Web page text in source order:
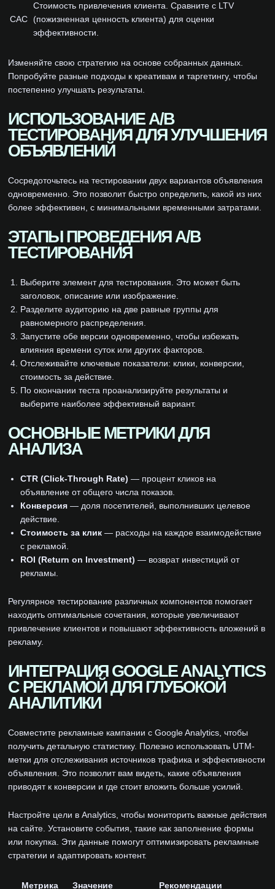
CAC
Стоимость привлечения клиента. Сравните с LTV
(пожизненная ценность клиента) для оценки
эффективности.
Изменяйте свою стратегию на основе собранных данных.
Попробуйте разные подходы к креативам и таргетингу, чтобы
постепенно улучшать результаты.
ИСПОЛЬЗОВАНИЕ A/B
ТЕСТИРОВАНИЯ ДЛЯ УЛУЧШЕНИЯ
ОБЪЯВЛЕНИЙ
Сосредоточьтесь на тестировании двух вариантов объявления
одновременно. Это позволит быстро определить, какой из них
более эффективен, с минимальными временными затратами.
ЭТАПЫ ПРОВЕДЕНИЯ A/B
ТЕСТИРОВАНИЯ
Выберите элемент для тестирования. Это может быть
заголовок, описание или изображение.
Разделите аудиторию на две равные группы для
равномерного распределения.
Запустите обе версии одновременно, чтобы избежать
влияния времени суток или других факторов.
Отслеживайте ключевые показатели: клики, конверсии,
стоимость за действие.
По окончании теста проанализируйте результаты и
выберите наиболее эффективный вариант.
ОСНОВНЫЕ МЕТРИКИ ДЛЯ
АНАЛИЗА
CTR (Click-Through Rate) — процент кликов на
объявление от общего числа показов.
Конверсия — доля посетителей, выполнивших целевое
действие.
Стоимость за клик — расходы на каждое взаимодействие
с рекламой.
ROI (Return on Investment) — возврат инвестиций от
рекламы.
Регулярное тестирование различных компонентов помогает
находить оптимальные сочетания, которые увеличивают
привлечение клиентов и повышают эффективность вложений в
рекламу.
ИНТЕГРАЦИЯ GOOGLE ANALYTICS
С РЕКЛАМОЙ ДЛЯ ГЛУБОКОЙ
АНАЛИТИКИ
Совместите рекламные кампании с Google Analytics, чтобы
получить детальную статистику. Полезно использовать UTM-
метки для отслеживания источников трафика и эффективности
объявления. Это позволит вам видеть, какие объявления
приводят к конверсии и где стоит вложить больше усилий.
Настройте цели в Analytics, чтобы мониторить важные действия
на сайте. Установите события, такие как заполнение формы
или покупка. Эти данные помогут оптимизировать рекламные
стратегии и адаптировать контент.
Метрика Значение Рекомендации